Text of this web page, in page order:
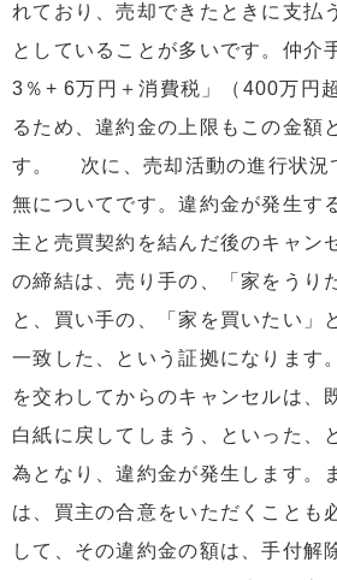
れており、売却できたときに支払
としていることが多いです。仲介
3％+ 6万円＋消費税」（400万円
るため、違約金の上限もこの金額
す。 次に、売却活動の進行状況
無についてです。違約金が発生す
主と売買契約を結んだ後のキャン
の締結は、売り手の、「家をうり
と、買い手の、「家を買いたい」
一致した、という証拠になります
を交わしてからのキャンセルは、
白紙に戻してしまう、といった、
為となり、違約金が発生します。
は、買主の合意をいただくことも
して、その違約金の額は、手付解